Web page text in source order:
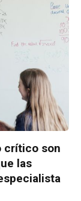
crítico son
las